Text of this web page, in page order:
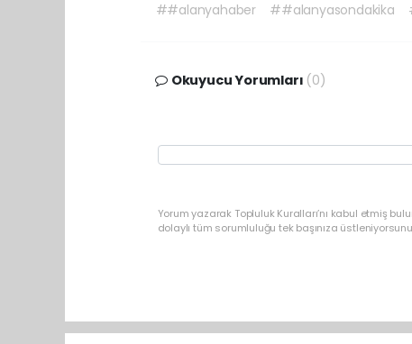
##alanyahaber ##alanyasondakika
Okuyucu Yorumları (0)
Yorum yazarak Topluluk Kuralları’nı kabul etmiş
dolaylı tüm sorumluluğu tek başınıza